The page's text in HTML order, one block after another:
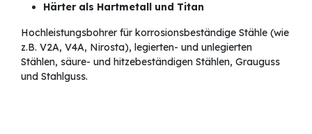
Härter als Hartmetall und Titan
Hochleistungsbohrer für korrosionsbeständige Stähle (wie
z.B. V2A, V4A, Nirosta), legierten- und unlegierten
Stählen, säure- und hitzebeständigen Stählen, Grauguss
und Stahlguss.